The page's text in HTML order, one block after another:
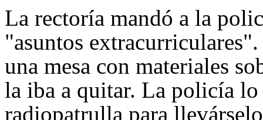
La rectoría mandó a la
"asuntos
una mesa con materiales
la iba a quitar. La policía
radiopatrulla para